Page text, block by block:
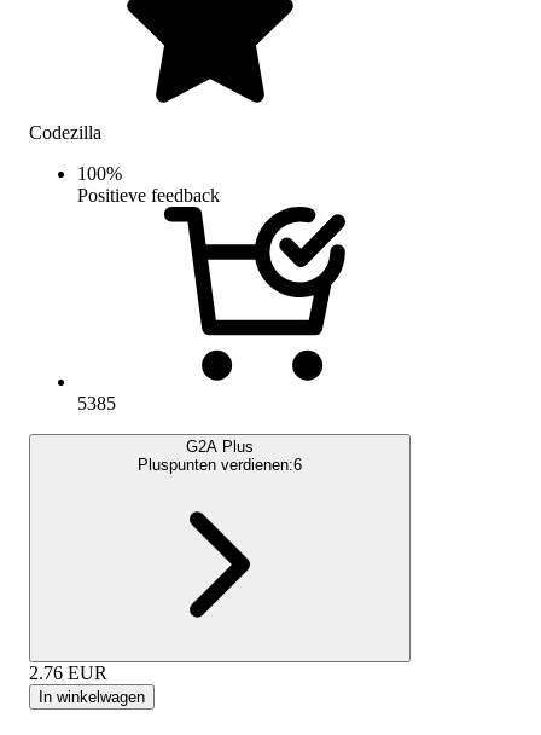
Codezilla
100%
Positieve feedback
5385
G2A Plus
Pluspunten verdienen:6
2.76 EUR
In winkelwagen